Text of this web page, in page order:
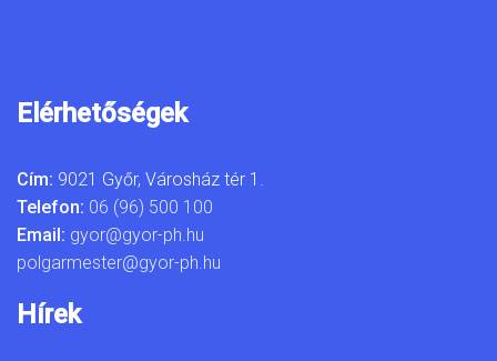
Elérhetőségek
Cím: 9021 Győr, Városház tér 1.
Telefon: 06 (96) 500 100
Email: gyor@gyor-ph.hu
polgarmester@gyor-ph.hu
Hírek